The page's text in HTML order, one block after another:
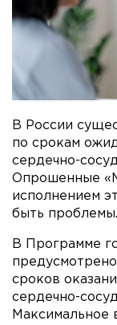
В России
по срокам
сердечно-
Опрошенные
исполнением
быть проблемы.
В Программе
сроков
сердечно-
Максимальное